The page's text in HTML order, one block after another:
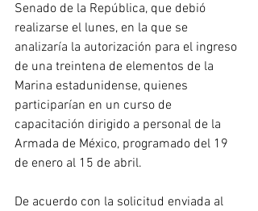
Senado de la República, que debió
realizarse el lunes, en la que se
analizaría la autorización para el ingreso
de una treintena de elementos de la
Marina estadunidense, quienes
participarían en un curso de
capacitación dirigido a personal de la
Armada de México, programado del 19
de enero al 15 de abril.
De acuerdo con la solicitud enviada al